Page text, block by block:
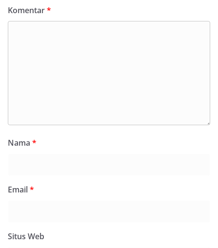
Komentar*
Nama *
Email*
Situs Web